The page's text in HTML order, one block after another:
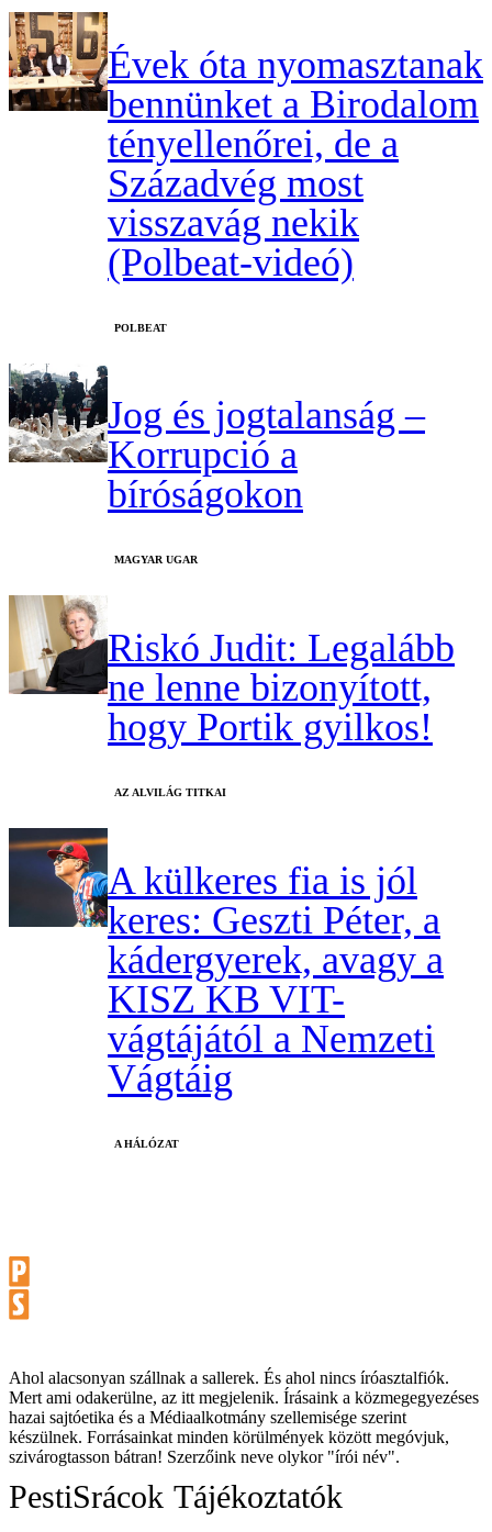
Évek óta nyomasztanak
bennünket a Birodalom
tényellenőrei, de a
Századvég most
visszavág nekik
(Polbeat-videó)
‎POLBEAT
Jog és jogtalanság –
Korrupció a
bíróságokon
MAGYAR UGAR
Riskó Judit: Legalább
ne lenne bizonyított,
hogy Portik gyilkos!
AZ ALVILÁG TITKAI
A külkeres fia is jól
keres: Geszti Péter, a
kádergyerek, avagy a
KISZ KB VIT-
vágtájától a Nemzeti
Vágtáig
A HÁLÓZAT
Ahol alacsonyan szállnak a sallerek. És ahol nincs íróasztalfiók.
Mert ami odakerülne, az itt megjelenik. Írásaink a közmegegyezéses
hazai sajtóetika és a Médiaalkotmány szellemisége szerint
készülnek. Forrásainkat minden körülmények között megóvjuk,
szivárogtasson bátran! Szerzőink neve olykor "írói név".
PestiSrácok Tájékoztatók